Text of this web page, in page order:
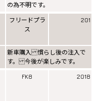
の為不明です。
フリードプラ
ス
201
新車購入 慣らし後の注入で
す。 今後が楽しみです。
FK8 2018